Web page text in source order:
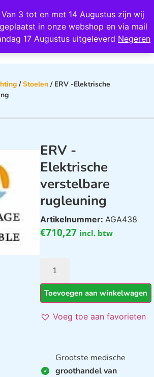
3 tot en met 14 Augustus zijn wij
in onze webshop en via mail
17 Augustus uitgeleverd Negeren
scoren een 4,8 op Google
/Stoelen / ERV -Elektrische
ERV -
Elektrische
verstelbare
rugleuning
Artikelnummer: AGA438
€710,27 incl. btw
Toevoegen aan winkelwagen
Voeg toe aan favorieten
Grootste medische
groothandel van